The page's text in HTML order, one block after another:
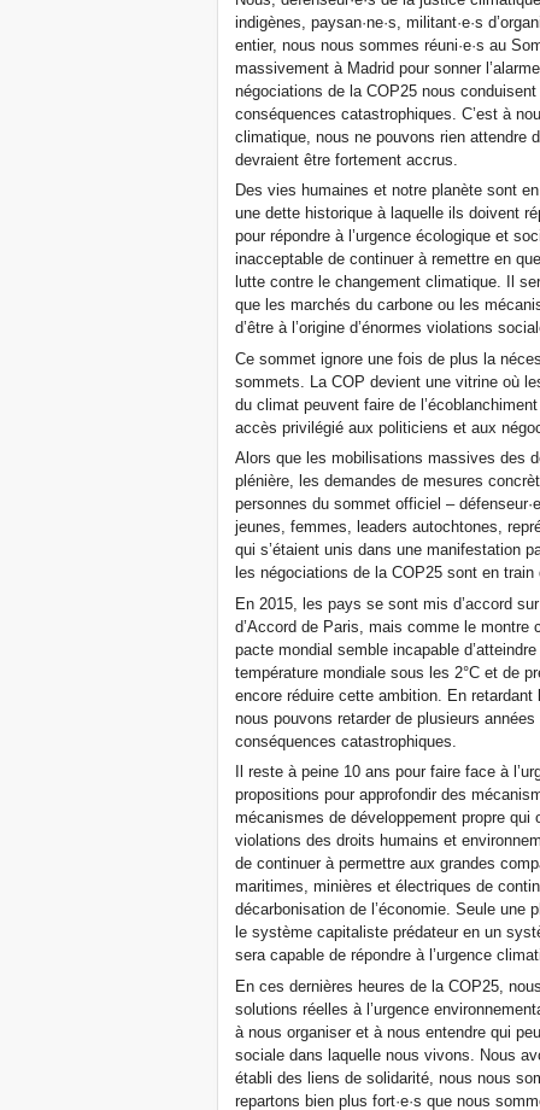
indigènes, paysan·ne·s, militant·e·s
entier, nous nous sommes réuni·e·s au
massivement à Madrid pour sonner
négociations de la COP25 nous
conséquences catastrophiques. C’est à
climatique, nous ne pouvons rien attendre
devraient être fortement accrus.
Des vies humaines et notre planète sont
une dette historique à laquelle ils doivent
pour répondre à l’urgence écologique et
inacceptable de continuer à remettre en
lutte contre le changement climatique. Il
que les marchés du carbone ou les
d’être à l’origine d’énormes violations
Ce sommet ignore une fois de plus la
sommets. La COP devient une vitrine où
du climat peuvent faire de
accès privilégié aux politiciens et aux
Alors que les mobilisations massives des
plénière, les demandes de mesures
personnes du sommet officiel –
jeunes, femmes, leaders autochtones,
qui s’étaient unis dans une manifestation
les négociations de la COP25 sont en train
En 2015, les pays se sont mis d’accord
d’Accord de Paris, mais comme le
pacte mondial semble incapable
température mondiale sous les 2°C et de
encore réduire cette ambition. En
nous pouvons retarder de plusieurs
conséquences catastrophiques.
Il reste à peine 10 ans pour faire face à
propositions pour approfondir des
mécanismes de développement propre qui
violations des droits humains et
de continuer à permettre aux grandes
maritimes, minières et électriques de
décarbonisation de l’économie. Seule une
le système capitaliste prédateur en un
sera capable de répondre à l’urgence
En ces dernières heures de la COP25,
solutions réelles à l’urgence
à nous organiser et à nous entendre qui
sociale dans laquelle nous vivons. Nous
établi des liens de solidarité, nous nous
repartons bien plus fort·e·s que nous